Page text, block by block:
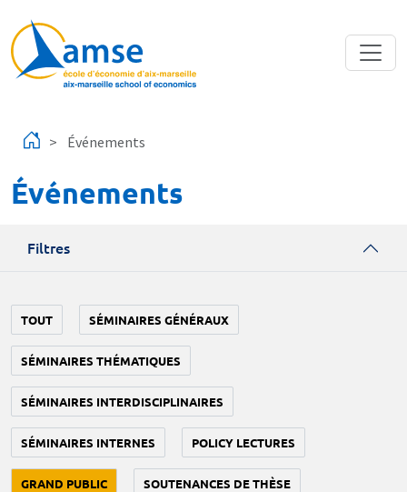
Événements
Événements
Filtres
TOUT SÉMINAIRES GÉNÉRAUX
SÉMINAIRES THÉMATIQUES
SÉMINAIRES INTERDISCIPLINAIRES
SÉMINAIRES INTERNES POLICY LECTURES
GRAND PUBLIC SOUTENANCES DE THÈSE